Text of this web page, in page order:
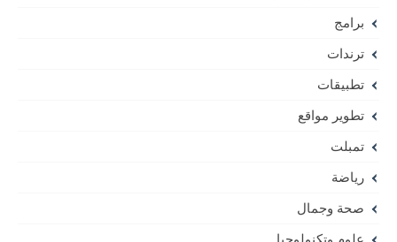
برامج
ترندات
تطبيقات
تطوير مواقع
تمبلت
رياضة
صحة وجمال
علوم وتكنولوجيا